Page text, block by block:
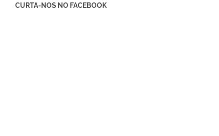
CURTA-NOS NO FACEBOOK